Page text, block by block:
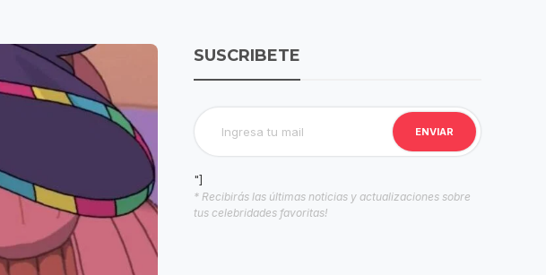
SUSCRIBETE
"]
* Recibirás las últimas noticias y actualizaciones sobre
tus celebridades favoritas!